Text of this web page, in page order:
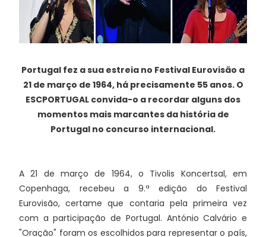
Portugal fez a sua estreia no Festival Eurovisão a
21 de março de 1964, há precisamente 55 anos. O
ESCPORTUGAL convida-o a recordar alguns dos
momentos mais marcantes da história de
Portugal no concurso internacional.
A 21 de março de 1964, o Tivolis Koncertsal, em
Copenhaga, recebeu a 9.ª edição do Festival
Eurovisão, certame que contaria pela primeira vez
com a participação de Portugal. António Calvário e
"Oração" foram os escolhidos para representar o país,